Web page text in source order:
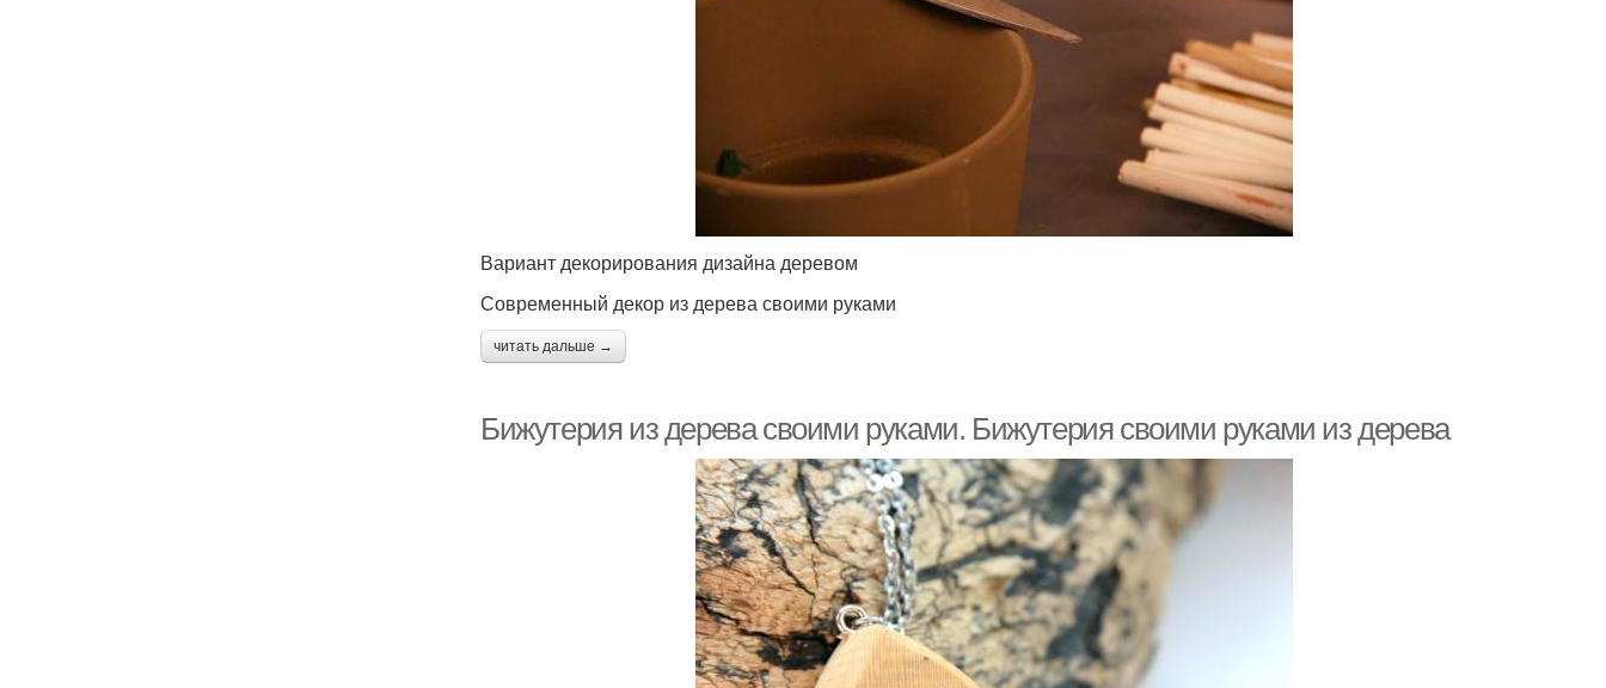
Вариант декорирования дизайна деревом
Современный декор из дерева своими руками
читать дальше →
Бижутерия из дерева своими руками. Бижутерия своими руками из дерева